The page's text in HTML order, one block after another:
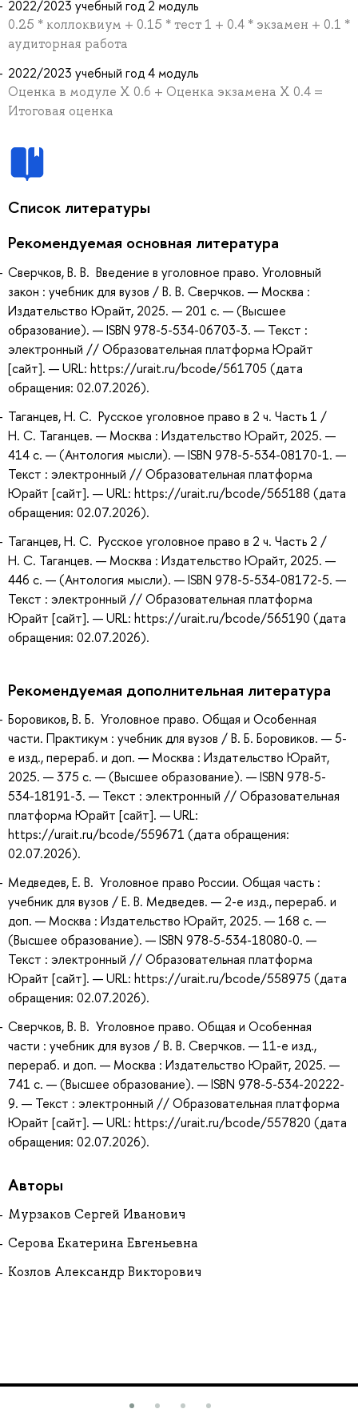
2022/2023 учебный год 2 модуль
0.25 * коллоквиум + 0.15 * тест 1 + 0.4 * экзамен + 0.1 *
аудиторная работа
2022/2023 учебный год 4 модуль
Оценка в модуле Х 0.6 + Оценка экзамена Х 0.4 =
Итоговая оценка
Список литературы
Рекомендуемая основная литература
Сверчков, В. В. Введение в уголовное право. Уголовный
закон : учебник для вузов / В. В. Сверчков. — Москва :
Издательство Юрайт, 2025. — 201 с. — (Высшее
образование). — ISBN 978-5-534-06703-3. — Текст :
электронный // Образовательная платформа Юрайт
[сайт]. — URL: https://urait.ru/bcode/561705 (дата
обращения: 02.07.2026).
Таганцев, Н. С. Русское уголовное право в 2 ч. Часть 1 /
Н. С. Таганцев. — Москва : Издательство Юрайт, 2025. —
414 с. — (Антология мысли). — ISBN 978-5-534-08170-1. —
Текст : электронный // Образовательная платформа
Юрайт [сайт]. — URL: https://urait.ru/bcode/565188 (дата
обращения: 02.07.2026).
Таганцев, Н. С. Русское уголовное право в 2 ч. Часть 2 /
Н. С. Таганцев. — Москва : Издательство Юрайт, 2025. —
446 с. — (Антология мысли). — ISBN 978-5-534-08172-5. —
Текст : электронный // Образовательная платформа
Юрайт [сайт]. — URL: https://urait.ru/bcode/565190 (дата
обращения: 02.07.2026).
Рекомендуемая дополнительная литература
Боровиков, В. Б. Уголовное право. Общая и Особенная
части. Практикум : учебник для вузов / В. Б. Боровиков. — 5-
е изд., перераб. и доп. — Москва : Издательство Юрайт,
2025. — 375 с. — (Высшее образование). — ISBN 978-5-
534-18191-3. — Текст : электронный // Образовательная
платформа Юрайт [сайт]. — URL:
https://urait.ru/bcode/559671 (дата обращения:
02.07.2026).
Медведев, Е. В. Уголовное право России. Общая часть :
учебник для вузов / Е. В. Медведев. — 2-е изд., перераб. и
доп. — Москва : Издательство Юрайт, 2025. — 168 с. —
(Высшее образование). — ISBN 978-5-534-18080-0. —
Текст : электронный // Образовательная платформа
Юрайт [сайт]. — URL: https://urait.ru/bcode/558975 (дата
обращения: 02.07.2026).
Сверчков, В. В. Уголовное право. Общая и Особенная
части : учебник для вузов / В. В. Сверчков. — 11-е изд.,
перераб. и доп. — Москва : Издательство Юрайт, 2025. —
741 с. — (Высшее образование). — ISBN 978-5-534-20222-
9. — Текст : электронный // Образовательная платформа
Юрайт [сайт]. — URL: https://urait.ru/bcode/557820 (дата
обращения: 02.07.2026).
Авторы
Мурзаков Сергей Иванович
Серова Екатерина Евгеньевна
Козлов Александр Викторович